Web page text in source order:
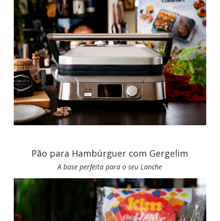
Pão para Hambúrguer com Gergelim
A base perfeita para o seu Lanche